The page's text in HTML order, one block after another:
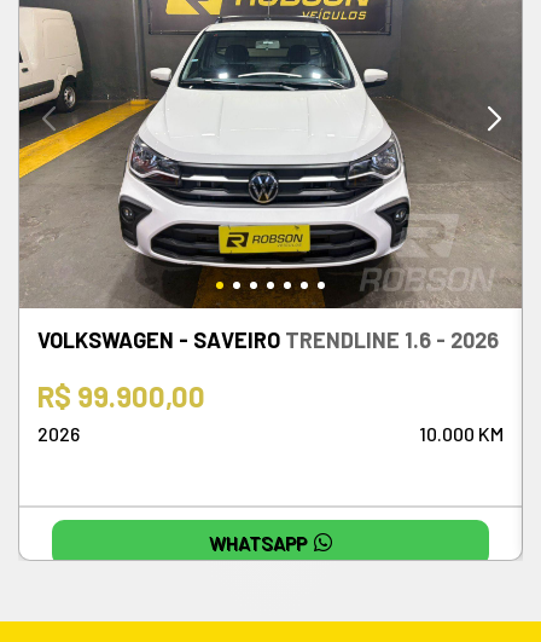
VOLKSWAGEN - SAVEIRO TRENDLINE 1.6 - 2026
R$ 99.900,00
2026 10.000 KM
WHATSAPP